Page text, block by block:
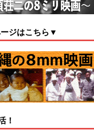
ジはこちら▼
！